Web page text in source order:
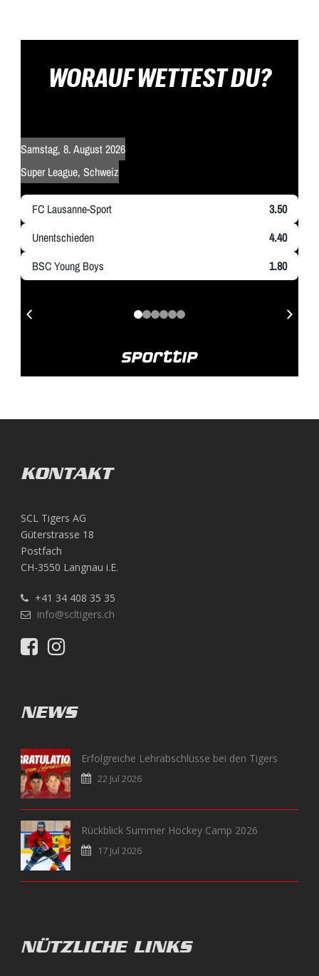
KONTAKT
SCL Tigers AG
Güterstrasse 18
Postfach
CH-3550 Langnau i.E.
+41 34 408 35 35
info@scltigers.ch
NEWS
Erfolgreiche Lehrabschlüsse bei den Tigers
22 Jul 2026
Rückblick Summer Hockey Camp 2026
17 Jul 2026
NÜTZLICHE LINKS